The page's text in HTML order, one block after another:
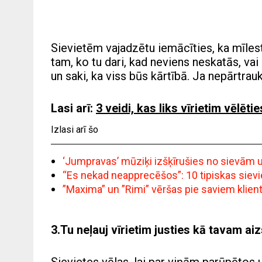
Sievietēm vajadzētu iemācīties, ka
tam, ko tu dari, kad neviens neskatās,
un saki, ka viss būs kārtībā. Ja
Lasi arī: 3 veidi, kas liks vīrietim
Izlasi arī šo
‘Jumpravas’ mūziķi izšķīrušies no
“Es nekad neapprecēšos”: 10 tipiskas
”Maxima” un ”Rimi” vēršas pie saviem
3.Tu neļauj vīrietim justies kā tavam